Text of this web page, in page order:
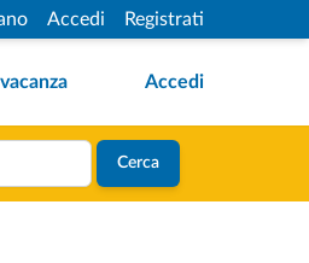
Accedi Registrati
Accedi
Cerca